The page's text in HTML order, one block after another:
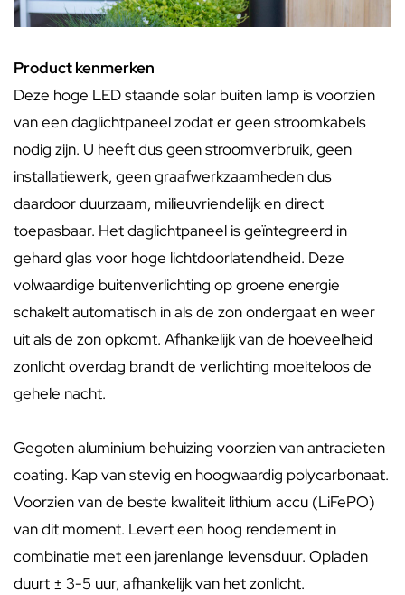
Product kenmerken
Deze hoge LED staande solar buiten lamp is voorzien
van een daglichtpaneel zodat er geen stroomkabels
nodig zijn. U heeft dus geen stroomverbruik, geen
installatiewerk, geen graafwerkzaamheden dus
daardoor duurzaam, milieuvriendelijk en direct
toepasbaar. Het daglichtpaneel is geïntegreerd in
gehard glas voor hoge lichtdoorlatendheid. Deze
volwaardige buitenverlichting op groene energie
schakelt automatisch in als de zon ondergaat en weer
uit als de zon opkomt. Afhankelijk van de hoeveelheid
zonlicht overdag brandt de verlichting moeiteloos de
gehele nacht.
Gegoten aluminium behuizing voorzien van antracieten
coating. Kap van stevig en hoogwaardig polycarbonaat.
Voorzien van de beste kwaliteit lithium accu (LiFePO)
van dit moment. Levert een hoog rendement in
combinatie met een jarenlange levensduur. Opladen
duurt ± 3-5 uur, afhankelijk van het zonlicht.